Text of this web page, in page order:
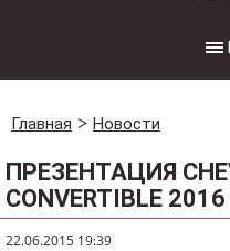
Главная Новости
ПРЕЗЕНТАЦИЯ
CONVERTIBLE
22.06.2015 19:39